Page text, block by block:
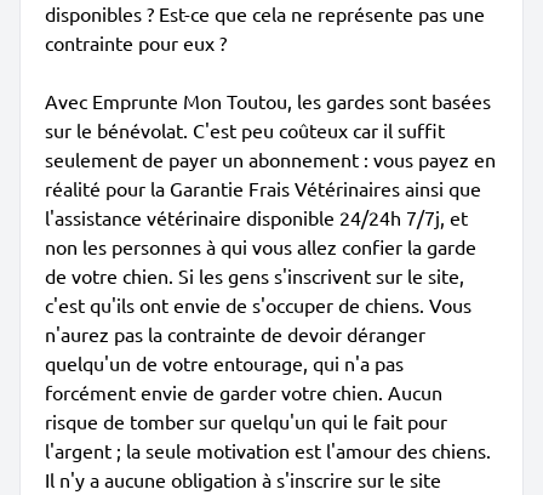
disponibles ? Est-ce que cela ne représente pas une
contrainte pour eux ?
Avec Emprunte Mon Toutou, les gardes sont basées
sur le bénévolat. C'est peu coûteux car il suffit
seulement de payer un abonnement : vous payez en
réalité pour la Garantie Frais Vétérinaires ainsi que
l'assistance vétérinaire disponible 24/24h 7/7j, et
non les personnes à qui vous allez confier la garde
de votre chien. Si les gens s'inscrivent sur le site,
c'est qu'ils ont envie de s'occuper de chiens. Vous
n'aurez pas la contrainte de devoir déranger
quelqu'un de votre entourage, qui n'a pas
forcément envie de garder votre chien. Aucun
risque de tomber sur quelqu'un qui le fait pour
l'argent ; la seule motivation est l'amour des chiens.
Il n'y a aucune obligation à s'inscrire sur le site